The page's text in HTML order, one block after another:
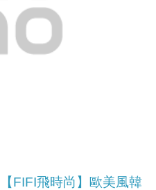
【FIFI飛時尚】歐美風韓